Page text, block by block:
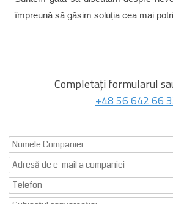
împreună să găsim soluția cea mai
Completați formularul
+48 56 642 66